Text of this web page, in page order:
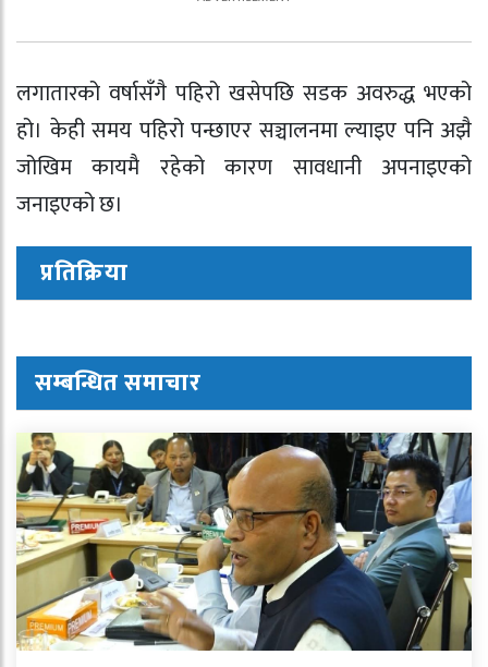
लगातारको वर्षासँगै पहिरो खसेपछि सडक अवरुद्ध भएको
हो। केही समय पहिरो पन्छाएर सञ्चालनमा ल्याइए पनि अझै
जोखिम कायमै रहेको कारण सावधानी अपनाइएको
जनाइएको छ।
प्रतिक्रिया
सम्बन्धित समाचार